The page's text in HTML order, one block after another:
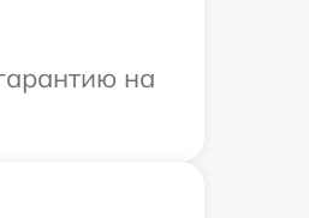
на